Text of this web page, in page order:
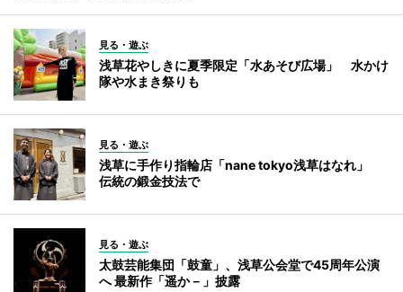
見る・遊ぶ
浅草花やしきに夏季限定「水あそび広場」 水かけ
隊や水まき祭りも
見る・遊ぶ
浅草に手作り指輪店「nane tokyo浅草はなれ」
伝統の鍛金技法で
見る・遊ぶ
太鼓芸能集団「鼓童」、浅草公会堂で45周年公演
へ 最新作「遥か－」披露